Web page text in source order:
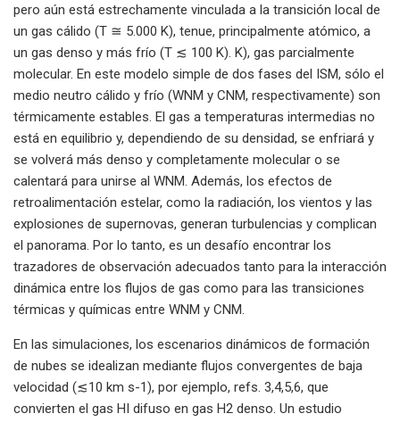
pero aún está estrechamente vinculada a la transición local de
un gas cálido (T ≅ 5.000 K), tenue, principalmente atómico, a
un gas denso y más frío (T ≲ 100 K). K), gas parcialmente
molecular. En este modelo simple de dos fases del ISM, sólo el
medio neutro cálido y frío (WNM y CNM, respectivamente) son
térmicamente estables. El gas a temperaturas intermedias no
está en equilibrio y, dependiendo de su densidad, se enfriará y
se volverá más denso y completamente molecular o se
calentará para unirse al WNM. Además, los efectos de
retroalimentación estelar, como la radiación, los vientos y las
explosiones de supernovas, generan turbulencias y complican
el panorama. Por lo tanto, es un desafío encontrar los
trazadores de observación adecuados tanto para la interacción
dinámica entre los flujos de gas como para las transiciones
térmicas y químicas entre WNM y CNM.
En las simulaciones, los escenarios dinámicos de formación
de nubes se idealizan mediante flujos convergentes de baja
velocidad (≲10 km s-1), por ejemplo, refs. 3,4,5,6, que
convierten el gas HI difuso en gas H2 denso. Un estudio